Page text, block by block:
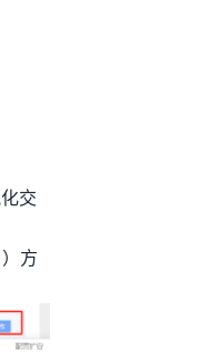
交
方